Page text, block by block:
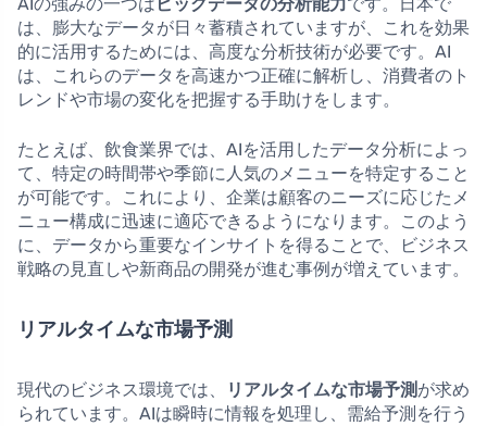
AIの強みの一つは ビッグデータの分析能力です。日本で
は、膨大なデータが日々蓄積されていますが、これを効果
的に活用するためには、高度な分析技術が必要です。AI
は、これらのデータを高速かつ正確に解析し、消費者のト
レンドや市場の変化を把握する手助けをします。
たとえば、飲食業界では、AIを活用したデータ分析によっ
て、特定の時間帯や季節に人気のメニューを特定すること
が可能です。これにより、企業は顧客のニーズに応じたメ
ニュー構成に迅速に適応できるようになります。このよう
に、データから重要なインサイトを得ることで、ビジネス
戦略の見直しや新商品の開発が進む事例が増えています。
リアルタイムな市場予測
現代のビジネス環境では、 リアルタイムな市場予測 が求め
られています。AIは瞬時に情報を処理し、需給予測を行う